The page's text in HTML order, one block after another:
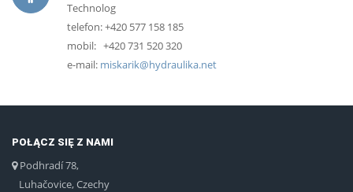
Technolog
telefon: +420 577 158 185
mobil: +420 731 520 320
e-mail: miskarik@hydraulika.net
POŁĄCZ SIĘ Z NAMI
Podhradí 78,
Luhačovice, Czechy